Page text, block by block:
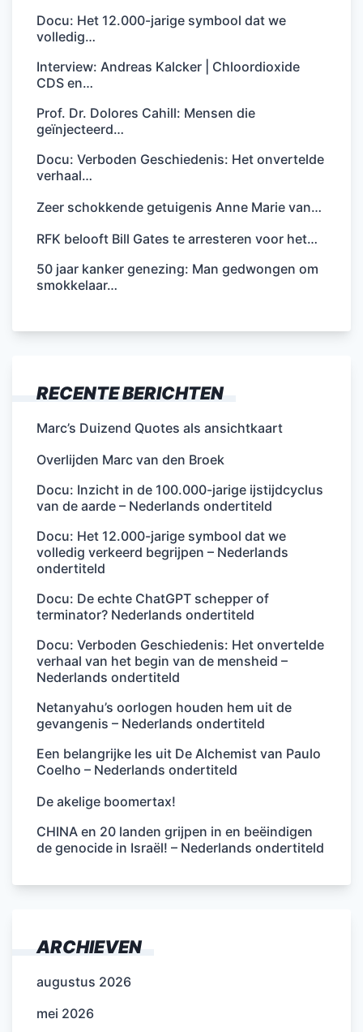
Docu: Het 12.000-jarige symbool dat we
volledig…
Interview: Andreas Kalcker | Chloordioxide
CDS en…
Prof. Dr. Dolores Cahill: Mensen die
geïnjecteerd…
Docu: Verboden Geschiedenis: Het onvertelde
verhaal…
Zeer schokkende getuigenis Anne Marie van…
RFK belooft Bill Gates te arresteren voor het…
50 jaar kanker genezing: Man gedwongen om
smokkelaar…
RECENTE BERICHTEN
Marc’s Duizend Quotes als ansichtkaart
Overlijden Marc van den Broek
Docu: Inzicht in de 100.000-jarige ijstijdcyclus
van de aarde – Nederlands ondertiteld
Docu: Het 12.000-jarige symbool dat we
volledig verkeerd begrijpen – Nederlands
ondertiteld
Docu: De echte ChatGPT schepper of
terminator? Nederlands ondertiteld
Docu: Verboden Geschiedenis: Het onvertelde
verhaal van het begin van de mensheid –
Nederlands ondertiteld
Netanyahu’s oorlogen houden hem uit de
gevangenis – Nederlands ondertiteld
Een belangrijke les uit De Alchemist van Paulo
Coelho – Nederlands ondertiteld
De akelige boomertax!
CHINA en 20 landen grijpen in en beëindigen
de genocide in Israël! – Nederlands ondertiteld
ARCHIEVEN
augustus 2026
mei 2026